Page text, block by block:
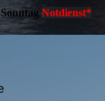
Sonntag Notdienst*